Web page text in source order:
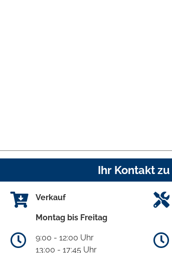
Ihr Kontakt zu
Verkauf
Montag bis Freitag
9:00 - 12:00 Uhr
13:00 - 17:45 Uhr